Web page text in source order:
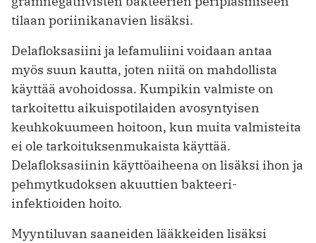
tilaan poriinikanavien lisäksi.
Delafloksasiini ja lefamuliini voidaan antaa
myös suun kautta, joten niitä on mahdollista
käyttää avohoidossa. Kumpikin valmiste on
tarkoitettu aikuispotilaiden avosyntyisen
keuhkokuumeen hoitoon, kun muita valmisteita
ei ole tarkoituksenmukaista käyttää.
Delafloksasiinin käyttöaiheena on lisäksi ihon ja
pehmytkudoksen akuuttien bakteeri-
infektioiden hoito.
Myyntiluvan saaneiden lääkkeiden lisäksi